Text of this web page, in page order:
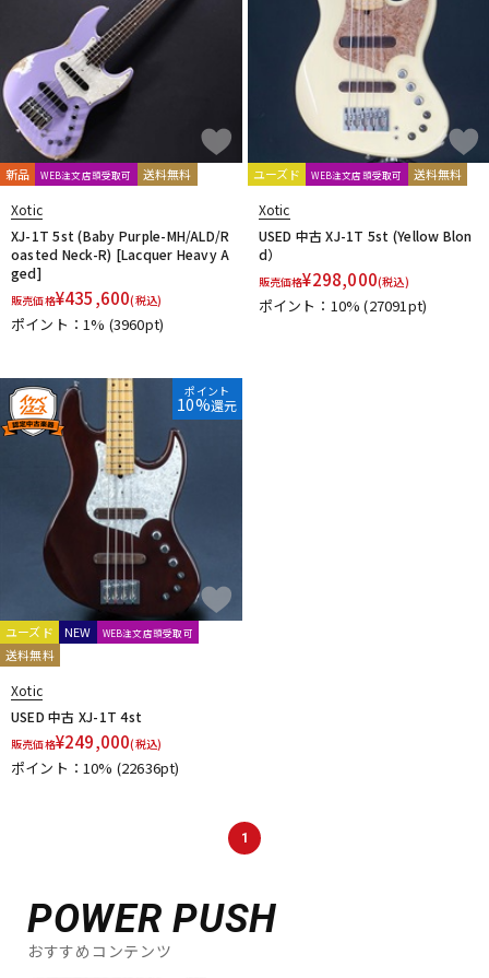
配信/ライブ機器 楽器アクセサリ
中古 ヴィンテージ
新品 WEB注文店頭受取可 送料無料
Xotic
XJ-1T 5st (Baby Purple-MH/ALD/R
oasted Neck-R) [Lacquer Heavy A
ged]
販売価格¥435,600(税込)
ポイント：1% (3960pt)
ユーズド WEB注文店頭受取可 送料無料
Xotic
USED 中古 XJ-1T 5st (Yellow Blon
d）
販売価格¥298,000(税込)
ポイント：10%(27091pt)
ポイント
10%還元
ユーズド NEW WEB注文店頭受取可
送料無料
Xotic
USED 中古 XJ-1T 4st
販売価格¥249,000(税込)
ポイント：10% (22636pt)
1
POWER PUSH
おすすめコンテンツ